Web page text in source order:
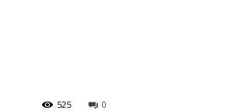
0
525